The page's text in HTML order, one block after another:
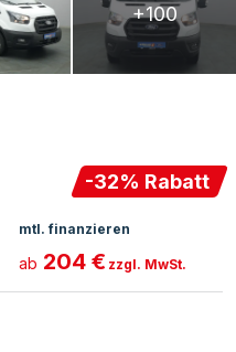
+100
-32% Rabatt
mtl. finanzieren
ab 204 € zzgl. MwSt.